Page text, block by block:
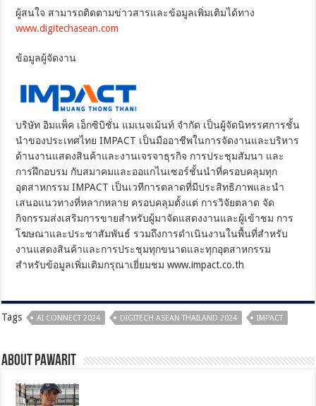
ผู้สนใจ สามารถติดตามข่าวสารและข้อมูลเพิ่มเติมได้ทาง
www.digitechasean.com
ข้อมูลผู้จัดงาน
บริษัท อิมแพ็ค เอ็กซิบิชั่น แมเนจเม้นท์ จำกัด เป็นผู้จัดนิทรรศการชั้น
นำของประเทศไทย IMPACT เป็นมืออาชีพในการจัดงานและบริหาร
ด้านงานแสดงสินค้าและงานเจรจาธุรกิจ การประชุมสัมนา และ
การฝึกอบรม กับสมาคมและออแกไนเซอร์ชั้นนำที่ครอบคลุมทุก
อุตสาหกรรม IMPACT เป็นเวทีการตลาดที่มีประสิทธิภาพและนำ
เสนอแนวทางที่หลากหลาย ครอบคลุมตั้งแต่ การวิจัยตลาด จัด
กิจกรรมส่งเสริมการขายสำหรับผู้มาจัดแสดงงานและผู้เข้าชม การ
โฆษณาและประชาสัมพันธ์ รวมถึงการดำเนินงานในพื้นที่สำหรับ
งานแสดงสินค้าและการประชุมทุกขนาดและทุกอุตสาหกรรม
สำหรับข้อมูลเพิ่มเติมกรุณาเยี่ยมชม www.impact.co.th
Tags AI CONNECT 2024 DIGITECH ASEAN THAILAND 2024 IMPACT
About pawarit